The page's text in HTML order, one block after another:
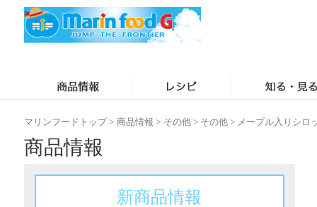
マリンフードトップ> 商品情報 > その他> その他> メープル入りシロ
商品情報
新商品情報